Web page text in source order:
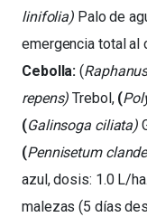
linifolia) Palo de
emergencia total al
Cebolla: (
repens)Trebol,(
(Galinsoga ciliata)
(Pennisetum
azul, dosis: 1.0 L/
malezas (5 días